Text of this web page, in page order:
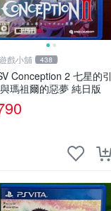
戲小舖 438
Conception 2 七星的引
瑪祖爾的惡夢 純日版